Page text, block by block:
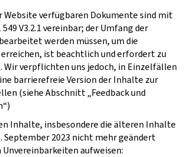
Website verfügbaren Dokumente sind mit
V3.2.1 vereinbar; der Umfang der
werden müssen, um die
ist beachtlich und erfordert zu
Wir verpflichten uns jedoch, in Einzelfällen
barrierefreie Version der Inhalte zur
(siehe Abschnitt „Feedback und
Inhalte, insbesondere die älteren Inhalte
September 2023 nicht mehr geändert
aufweisen: